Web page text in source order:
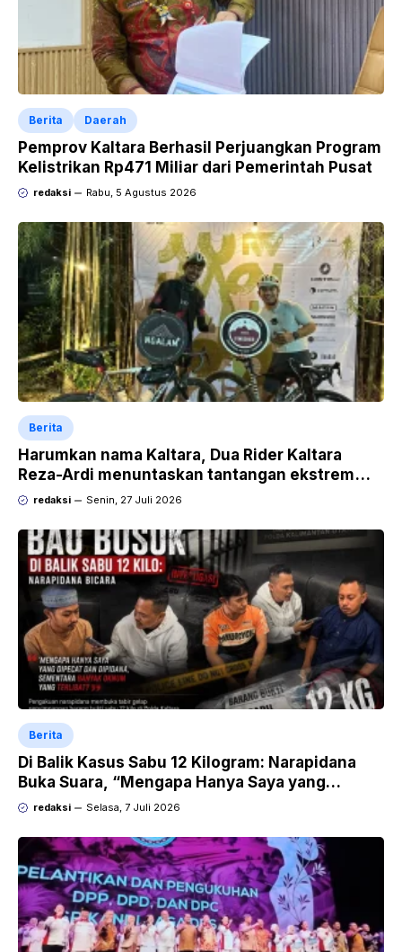
Berita Daerah
Pemprov Kaltara Berhasil Perjuangkan Program
Kelistrikan Rp471 Miliar dari Pemerintah Pusat
redaksi Rabu, 5 Agustus 2026
Berita
Harumkan nama Kaltara, Dua Rider Kaltara
Reza-Ardi menuntaskan tantangan ekstrem
Audax Malang 300 KM
redaksi Senin, 27 Juli 2026
Berita
Di Balik Kasus Sabu 12 Kilogram: Narapidana
Buka Suara, “Mengapa Hanya Saya yang
Dipecat dan Dipidana?
redaksi Selasa, 7 Juli 2026